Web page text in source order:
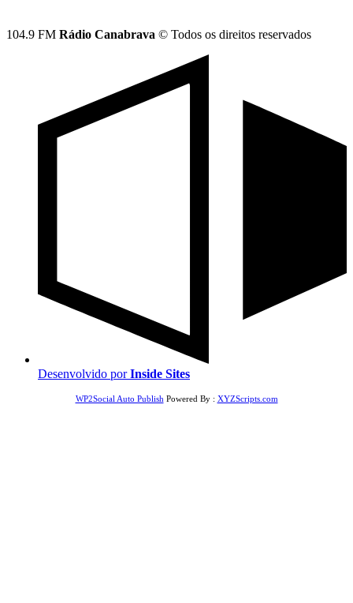
104.9 FM Rádio Canabrava © Todos os direitos reservados
Desenvolvido porInside Sites
WP2Social Auto Publish Powered By : XYZScripts.com